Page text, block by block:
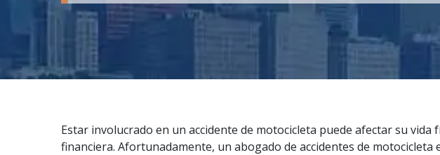
Estar involucrado en un accidente de motocicleta puede afectar su vida
financiera. Afortunadamente, un abogado de accidentes de motocicleta